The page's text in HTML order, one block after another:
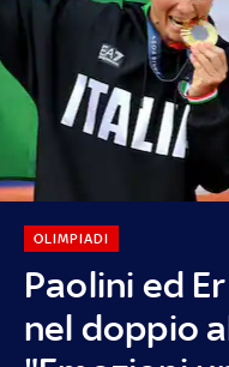
Paolini ed
nel doppio
OLIMPIADI